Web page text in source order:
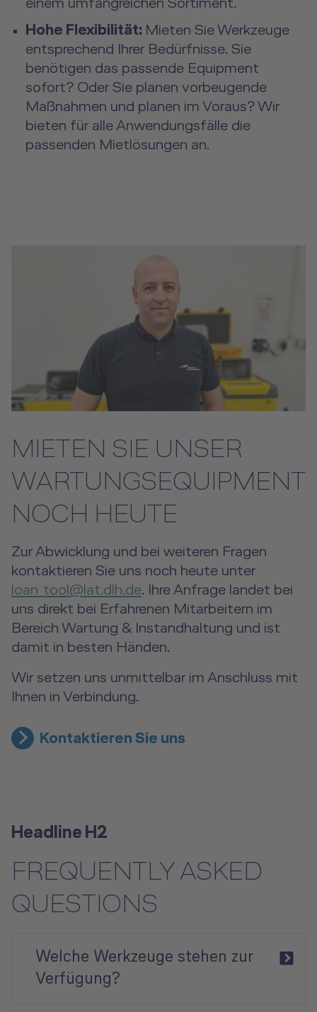
einem umfangreichen Sortiment.
Hohe Flexibilität: Mieten Sie Werkzeuge
entsprechend Ihrer Bedürfnisse. Sie
benötigen das passende Equipment
sofort? Oder Sie planen vorbeugende
Maßnahmen und planen im Voraus? Wir
bieten für alle Anwendungsfälle die
passenden Mietlösungen an.
MIETEN SIE UNSER
WARTUNGSEQUIPMENT
NOCH HEUTE
Zur Abwicklung und bei weiteren Fragen
kontaktieren Sie uns noch heute unter
loan_tool@lat.dlh.de. Ihre Anfrage landet bei
uns direkt bei Erfahrenen Mitarbeitern im
Bereich Wartung & Instandhaltung und ist
damit in besten Händen.
Wir setzen uns unmittelbar im Anschluss mit
Ihnen in Verbindung.
Kontaktieren Sie uns
Headline H2
FREQUENTLY ASKED
QUESTIONS
Welche Werkzeuge stehen zur
Verfügung?